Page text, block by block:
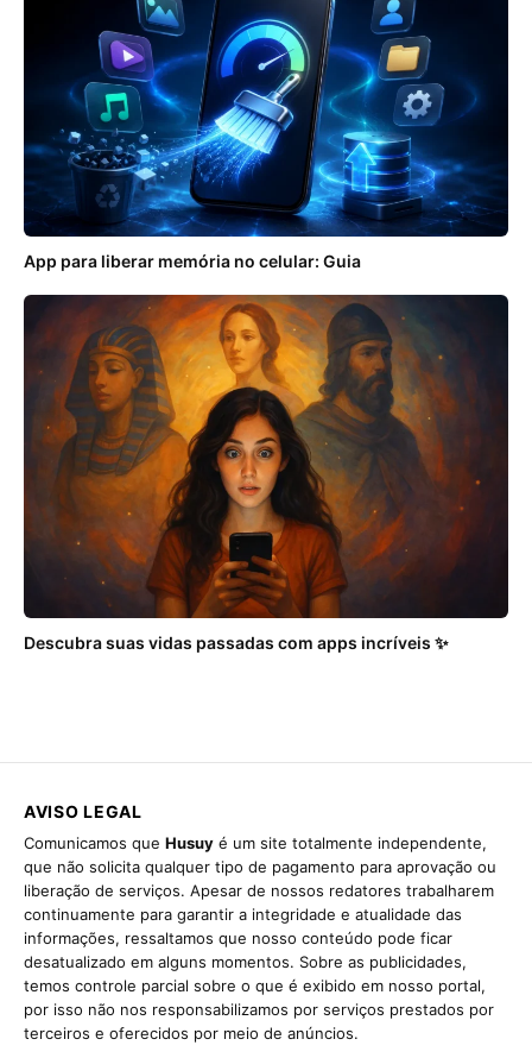
App para liberar memória no celular: Guia
Descubra suas vidas passadas com apps incríveis ✨
AVISO LEGAL
Comunicamos que Husuy é um site totalmente independente,
que não solicita qualquer tipo de pagamento para aprovação ou
liberação de serviços. Apesar de nossos redatores trabalharem
continuamente para garantir a integridade e atualidade das
informações, ressaltamos que nosso conteúdo pode ficar
desatualizado em alguns momentos. Sobre as publicidades,
temos controle parcial sobre o que é exibido em nosso portal,
por isso não nos responsabilizamos por serviços prestados por
terceiros e oferecidos por meio de anúncios.